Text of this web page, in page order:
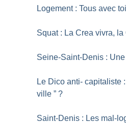
Logement : Tous avec
Squat : La Crea vivra, la
Seine-Saint-Denis :
Le Dico anti- capitaliste
ville ” ?
Saint-Denis : Les mal-